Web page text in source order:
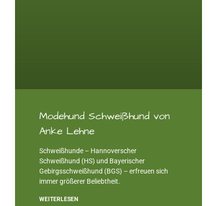
Modehund Schweißhund von
Anke Lehne
Schweißhunde – Hannoverscher
Schweißhund (HS) und Bayerischer
Gebirgsschweißhund (BGS) – erfreuen sich
immer größerer Beliebtheit.
WEITERLESEN